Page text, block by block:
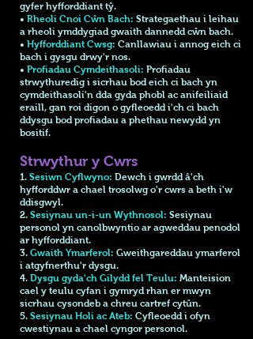
gyfer hyfforddiant tŷ.
• Rheoli Cnoi Cŵn Bach: Strategaethau i leihau
a rheoli ymddygiad gwaith dannedd cŵn bach.
• Hyfforddiant Cwsg: Canllawiau i annog eich ci
bach i gysgu drwy'r nos.
• Profiadau Cymdeithasoli: Profiadau
strwythuredig i sicrhau bod eich ci bach yn
cymdeithasoli'n dda gyda phobl ac anifeiliaid
eraill, gan roi digon o gyfleoedd i'ch ci bach
ddysgu bod profiadau a phethau newydd yn
bositif.
Strwythur y Cwrs
1. Sesiwn Cyflwyno: Dewch i gwrdd â'ch
hyfforddwr a chael trosolwg o'r cwrs a beth i'w
ddisgwyl.
2. Sesiynau un-i-un Wythnosol: Sesiynau
personol yn canolbwyntio ar agweddau penodol
ar hyfforddiant.
3. Gwaith Ymarferol: Gweithgareddau ymarferol
i atgyfnerthu'r dysgu.
4. Dysgu gyda'ch Gilydd fel Teulu: Manteision
cael y teulu cyfan i gymryd rhan er mwyn
sicrhau cysondeb a chreu cartref cytûn.
5. Sesiynau Holi ac Ateb: Cyfleoedd i ofyn
cwestiynau a chael cyngor personol.